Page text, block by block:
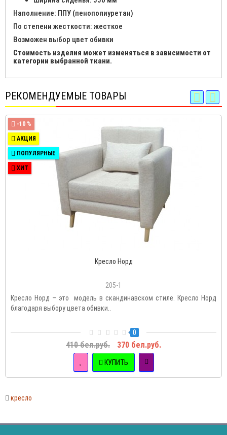
Наполнение: ППУ (пенополиуретан)
По степени жесткости: жесткое
Возможен выбор цвет обивки
Стоимость изделия может изменяться в зависимости от
категории выбранной ткани.
РЕКОМЕНДУЕМЫЕ ТОВАРЫ
-10 %
АКЦИЯ
ПОПУЛЯРНЫЕ
ХИТ
Кресло Норд
205-1
Кресло Норд – это модель в скандинавском стиле. Кресло Норд
благодаря выбору цвета обивки..
0
410 бел.руб. 370 бел.руб.
КУПИТЬ
кресло